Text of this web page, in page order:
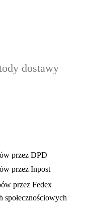
dostawy
społecznościowych